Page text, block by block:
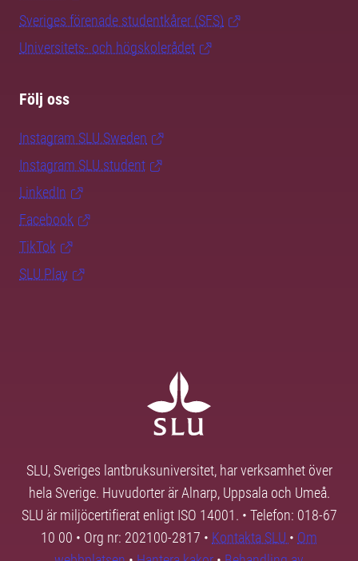
Sveriges förenade studentkårer (SFS)
Universitets- och högskolerådet
Följ oss
Instagram SLU.Sweden
Instagram SLU.student
LinkedIn
Facebook
TikTok
SLU Play
SLU, Sveriges lantbruksuniversitet, har verksamhet över
hela Sverige. Huvudorter är Alnarp, Uppsala och Umeå.
SLU är miljöcertifierat enligt ISO 14001. • Telefon: 018-67
10 00 • Org nr: 202100-2817 • Kontakta SLU • Om